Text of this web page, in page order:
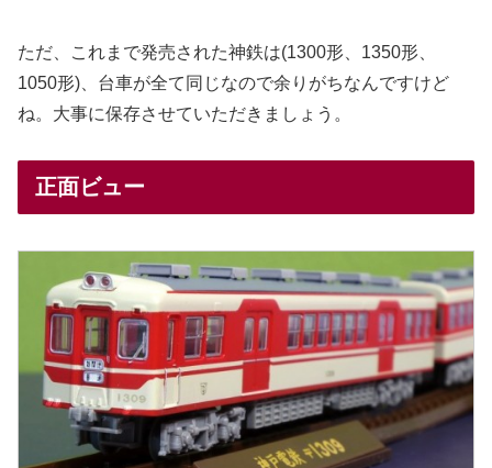
ただ、これまで発売された神鉄は(1300形、1350形、
1050形)、台車が全て同じなので余りがちなんですけど
ね。大事に保存させていただきましょう。
正面ビュー